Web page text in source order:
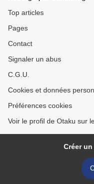
Top articles
Pages
Contact
Signaler un abus
C.G.U.
Cookies et données
Préférences cookies
Voir le profil de Otaku sur
Créer